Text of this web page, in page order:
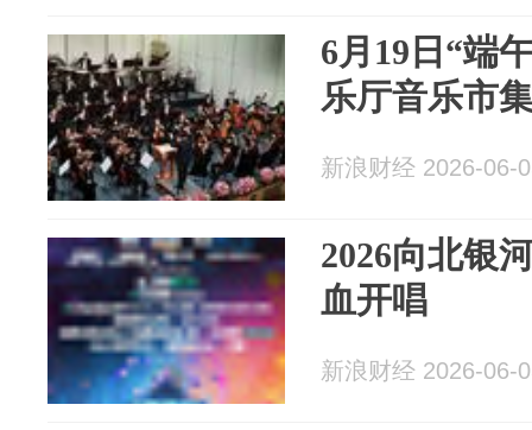
6月19日“端
乐厅音乐市
新浪财经 2026-06-
2026向北银
血开唱
新浪财经 2026-06-